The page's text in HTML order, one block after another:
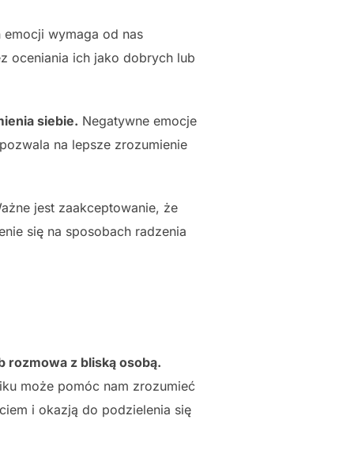
wymaga od nas
oceniania ich jako dobrych lub
siebie. Negatywne emocje
na lepsze zrozumienie
jest zaakceptowanie, że
się na sposobach radzenia
rozmowa z bliską osobą.
może pomóc nam zrozumieć
i okazją do podzielenia się